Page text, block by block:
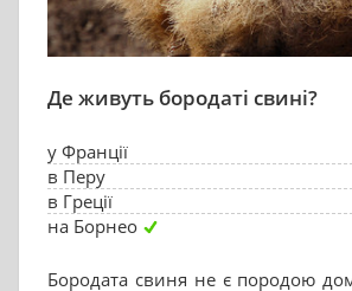
Де живуть бородаті свині?
у Франції
в Перу
в Греції
на Борнео
Бородата свиня не є породою